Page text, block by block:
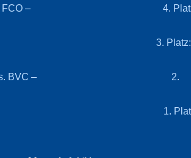
vs. FCO – 4.
Platz:
09 vs. BVC – 2.